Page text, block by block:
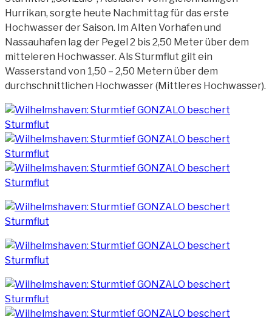
Hurrikan, sorgte heute Nachmittag für das erste
Hochwasser der Saison. Im Alten Vorhafen und
Nassauhafen lag der Pegel 2 bis 2,50 Meter über dem
mitteleren Hochwasser. Als Sturmflut gilt ein
Wasserstand von 1,50 – 2,50 Metern über dem
durchschnittlichen Hochwasser (Mittleres Hochwasser).